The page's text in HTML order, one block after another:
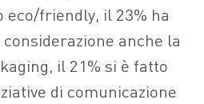
friendly, il 23% ha
anche la
il 21% si è fatto
di comunicazione